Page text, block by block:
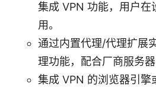
集成 VPN 功能，用户在
用。
通过内置代理/代理扩展
理功能，配合厂商服务器
集成 VPN 的浏览器引擎